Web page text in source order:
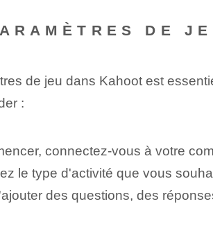
DE
de jeu dans Kahoot est
:
connectez-vous à votre
le type d'activité que vous
des questions, des